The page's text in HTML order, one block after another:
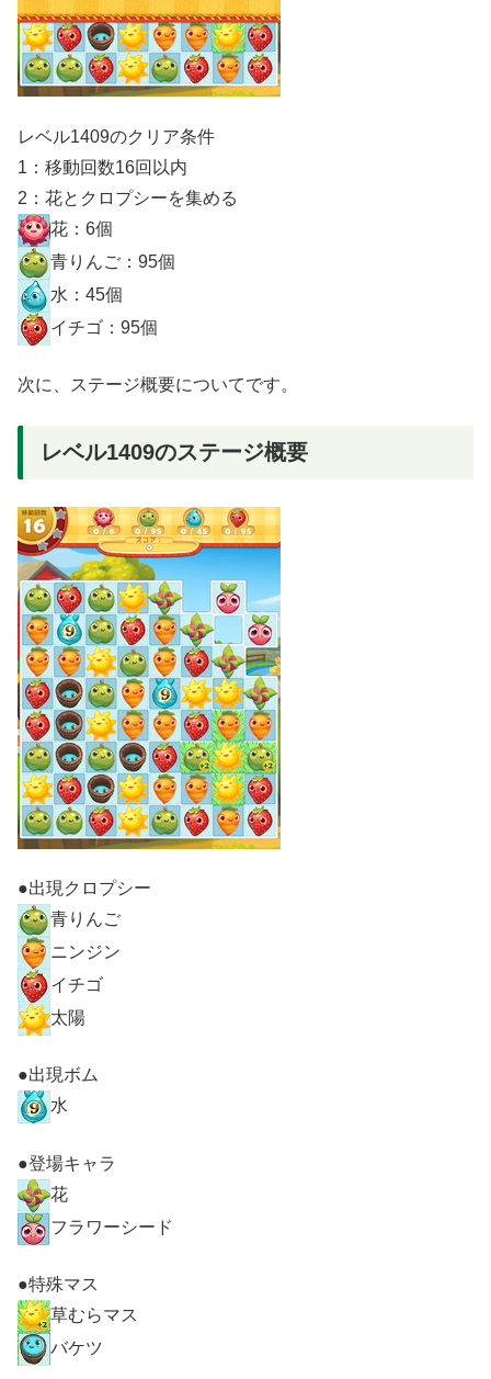
レベル1409のクリア条件
1：移動回数16回以内
2：花とクロプシーを集める
花：6個
青りんご：95個
水：45個
イチゴ：95個
次に、ステージ概要についてです。
レベル1409のステージ概要
●出現クロプシー
青りんご
ニンジン
イチゴ
太陽
●出現ボム
水
●登場キャラ
花
フラワーシード
●特殊マス
草むらマス
バケツ